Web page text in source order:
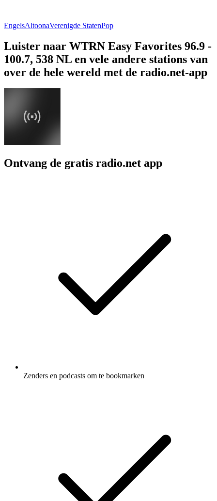
EngelsAltoonaVerenigde StatenPop
Luister naar WTRN Easy Favorites 96.9 -
100.7, 538 NL en vele andere stations van
over de hele wereld met de radio.net-app
Ontvang de gratis radio.net app
Zenders en podcasts om te bookmarken